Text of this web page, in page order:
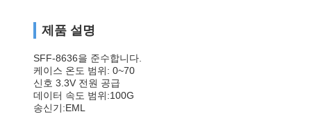
제품 설명
SFF-8636을 준수합니다.
케이스 온도 범위: 0~70
신호 3.3V 전원 공급
데이터 속도 범위:100G
송신기:EML